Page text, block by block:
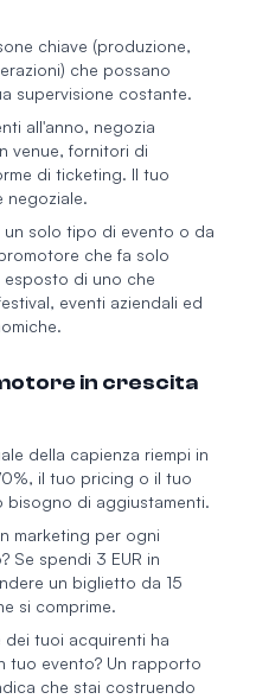
chiave (produzione,
che possano
supervisione costante.
all'anno, negozia
venue, fornitori di
di ticketing. Il tuo
negoziale.
solo tipo di evento o da
che fa solo
di uno che
eventi aziendali ed
in crescita
della capienza riempi in
il tuo pricing o il tuo
bisogno di aggiustamenti.
marketing per ogni
Se spendi 3 EUR in
un biglietto da 15
si comprime.
dei tuoi acquirenti ha
tuo evento? Un rapporto
che stai costruendo